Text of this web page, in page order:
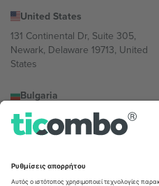
United States
131 Continental Dr, Suite 305,
Newark, Delaware 19713, United
States
Bulgaria
Regus Sofia City West, bul
Totleben 53-55, 1606 Sofia,
Mexico